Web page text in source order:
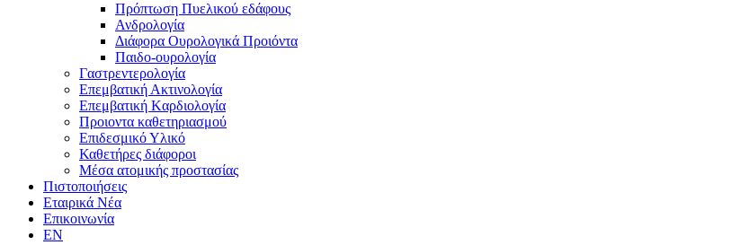
Πρόπτωση Πυελικού εδάφους
Ανδρολογία
Διάφορα Ουρολογικά Προιόντα
Παιδο-ουρολογία
Γαστρεντερολογία
Επεμβατική Ακτινολογία
Επεμβατική Kαρδιολογία
Προιοντα καθετηριασμού
Επιδεσμικό Υλικό
Καθετήρες διάφοροι
Μέσα ατομικής προστασίας
Πιστοποιήσεις
Εταιρικά Νέα
Επικοινωνία
EN